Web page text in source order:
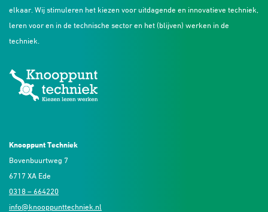
elkaar. Wij stimuleren het kiezen voor uitdagende en innovatieve techniek,
leren voor en in de technische sector en het (blijven) werken in de
techniek.
Knooppunt Techniek
Bovenbuurtweg 7
6717 XA Ede
0318 – 664220
info@knooppunttechniek.nl